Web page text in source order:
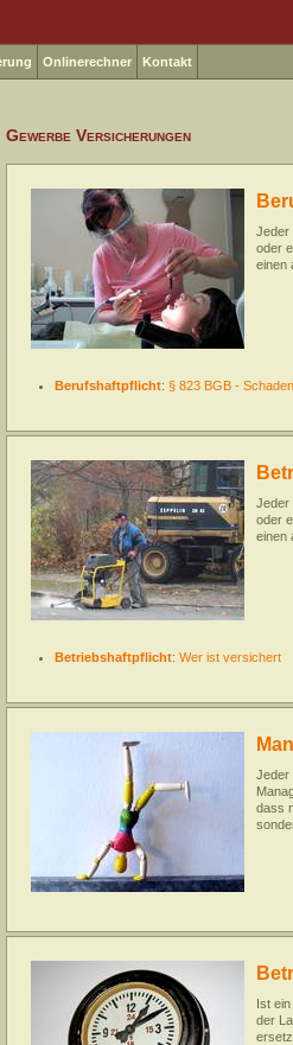
Onlinerechner Kontakt
Gewerbe Versicherungen
Jeder
oder
einen
Berufshaftpflicht: § 823 BGB -
Jeder
oder
einen
Betriebshaftpflicht: Wer ist versichert
Jeder
dass
Ist
der